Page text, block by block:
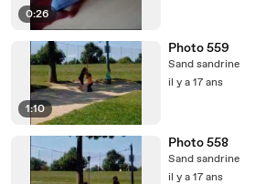
0:26
1:10
Photo 559
Sand sandrine
il y a 17 ans
Photo 558
Sand sandrine
il y a 17 ans